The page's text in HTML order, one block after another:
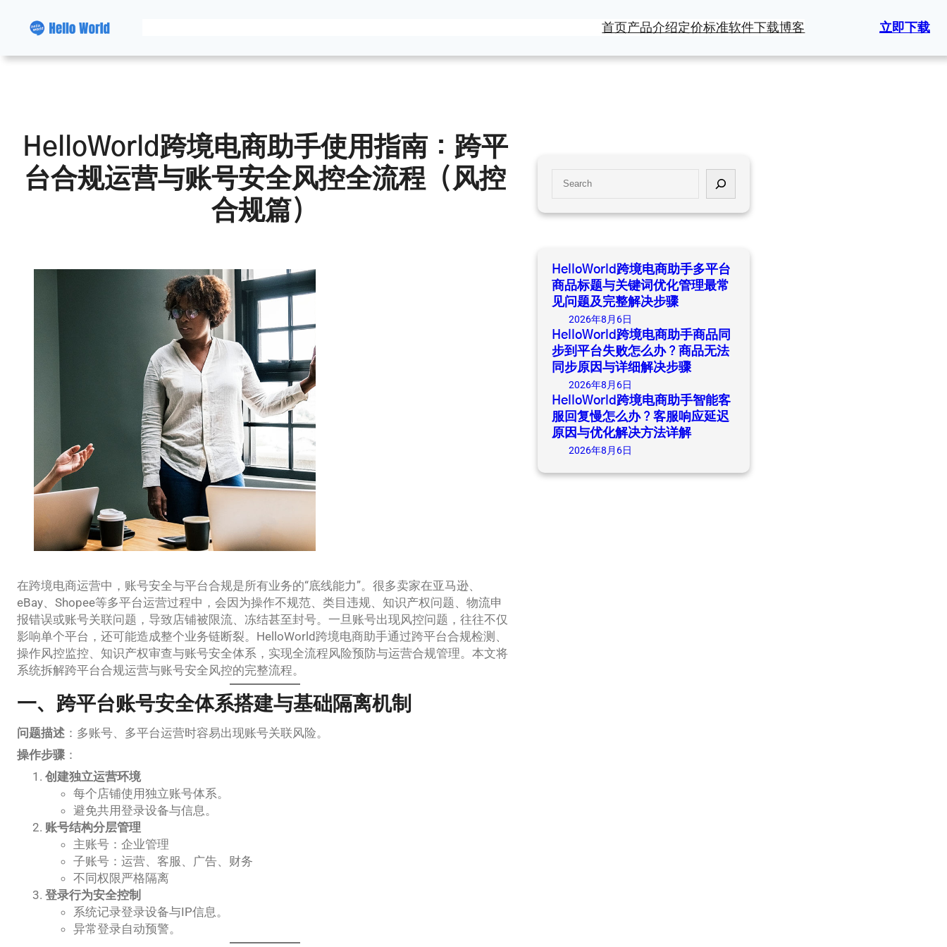
容
首页产品介绍定价标准软件下载博客 立即下载
HelloWorld跨境电商助手使用指南：跨平
台合规运营与账号安全风控全流程（风控
合规篇）
在跨境电商运营中，账号安全与平台合规是所有业务的“底线能力”。很多卖家在亚马逊、
eBay、Shopee等多平台运营过程中，会因为操作不规范、类目违规、知识产权问题、物流申
报错误或账号关联问题，导致店铺被限流、冻结甚至封号。一旦账号出现风控问题，往往不仅
影响单个平台，还可能造成整个业务链断裂。HelloWorld跨境电商助手通过跨平台合规检测、
操作风控监控、知识产权审查与账号安全体系，实现全流程风险预防与运营合规管理。本文将
系统拆解跨平台合规运营与账号安全风控的完整流程。
一、跨平台账号安全体系搭建与基础隔离机制
问题描述 ：多账号、多平台运营时容易出现账号关联风险。
操作步骤 ：
创建独立运营环境
每个店铺使用独立账号体系。
避免共用登录设备与信息。
账号结构分层管理
主账号：企业管理
子账号：运营、客服、广告、财务
不同权限严格隔离
登录行为安全控制
系统记录登录设备与IP信息。
异常登录自动预警。
a
h
HelloWorld跨境电商助手多平台
商品标题与关键词优化管理最常
见问题及完整解决步骤
2026年8月6日
HelloWorld跨境电商助手商品同
步到平台失败怎么办？商品无法
同步原因与详细解决步骤
2026年8月6日
HelloWorld跨境电商助手智能客
服回复慢怎么办？客服响应延迟
原因与优化解决方法详解
2026年8月6日